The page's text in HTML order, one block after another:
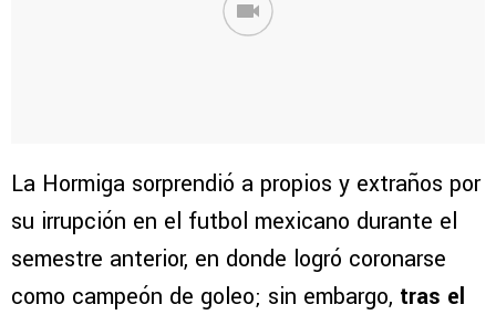
La Hormiga sorprendió a propios y extraños por
su irrupción en el futbol mexicano durante el
semestre anterior, en donde logró coronarse
como campeón de goleo; sin embargo, tras el